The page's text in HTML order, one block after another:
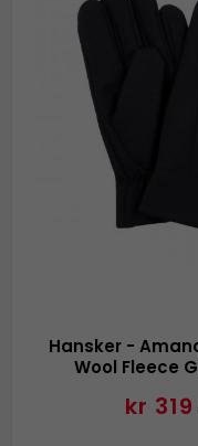
Hansker -
Wool Fleece
kr 319